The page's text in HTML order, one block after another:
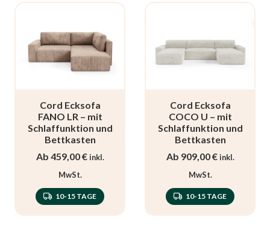
Cord Ecksofa
FANO LR – mit
Schlaffunktion und
Bettkasten
Ab 459,00€ inkl.
MwSt.
10-15 TAGE
Cord Ecksofa
COCO U – mit
Schlaffunktion und
Bettkasten
Ab 909,00€ inkl.
MwSt.
10-15 TAGE